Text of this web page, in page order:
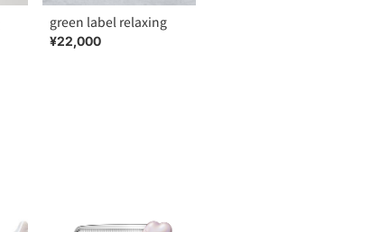
green label relaxing
¥22,000